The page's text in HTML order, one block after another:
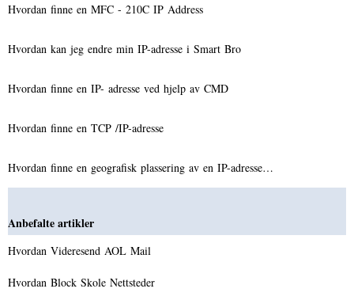
Hvordan finne en MFC - 210C IP Address
Hvordan kan jeg endre min IP-adresse i Smart Bro
Hvordan finne en IP- adresse ved hjelp av CMD
Hvordan finne en TCP /IP-adresse
Hvordan finne en geografisk plassering av en IP-adresse…
Anbefalte artikler
Hvordan Videresend AOL Mail
Hvordan Block Skole Nettsteder